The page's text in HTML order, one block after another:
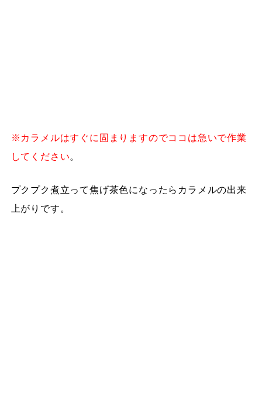
※カラメルはすぐに固まりますのでココは急いで作業
してください。
プクプク煮立って焦げ茶色になったらカラメルの出来
上がりです。